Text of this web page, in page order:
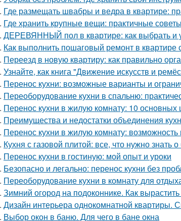
Где размещать швабры и ведра в квартире:
Где хранить крупные вещи: практичные
ДЕРЕВЯННЫЙ пол в квартире: как выбрать и
Как выполнить пошаговый ремонт в квартире
Переезд в новую квартиру: как правильно
Узнайте, как книга "Движение искусств и
Перенос кухни: возможные варианты и
Переоборудование кухни в спальню:
Перенос кухни в жилую комнату: 10 основных
Преимущества и недостатки объединения
Перенос кухни в жилую комнату:
Кухня с газовой плитой: все, что нужно знать
Перенос кухни в гостиную: мой опыт и уроки
Безопасно и легально: перенос кухни без
Переоборудование кухни в комнату для
Зимний огород на подоконнике. Как
Дизайн интерьера однокомнатной квартиры.
Выбор окон в баню. Для чего в бане окна